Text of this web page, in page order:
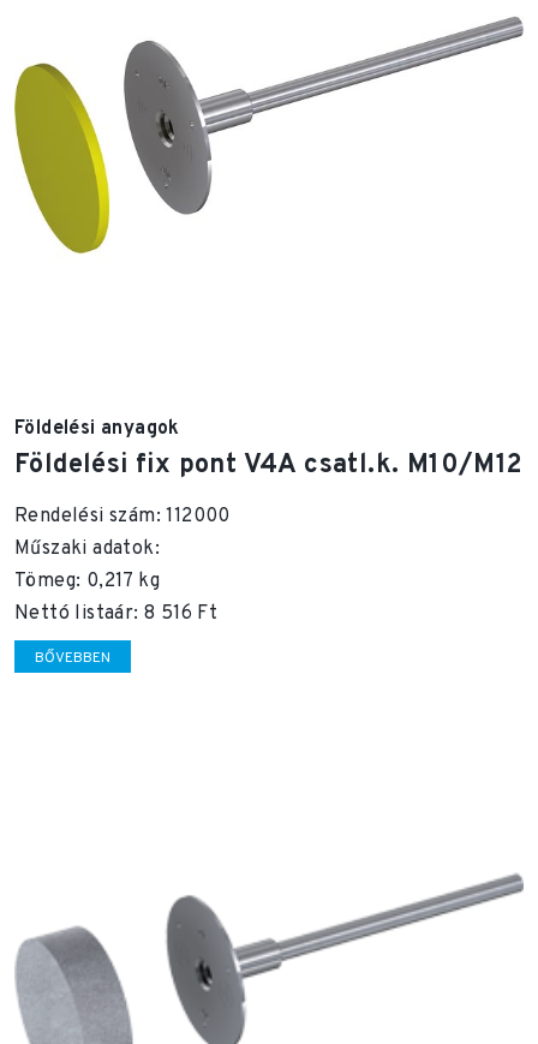
Földelési anyagok
Földelési fix pont V4A csatl.k. M10/M12
Rendelési szám: 112000
Műszaki adatok:
Tömeg: 0,217 kg
Nettó listaár: 8 516 Ft
BŐVEBBEN